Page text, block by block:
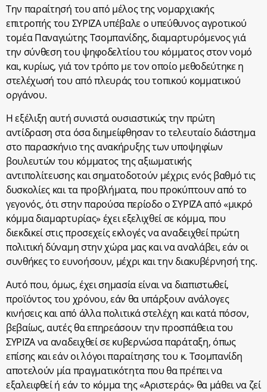
Την παραίτησή του από μέλος της νομαρχιακής
επιτροπής του ΣΥΡΙΖΑ υπέβαλε ο υπεύθυνος αγροτικού
τομέα Παναγιώτης Τσομπανίδης, διαμαρτυρόμενος γιά
την σύνθεση του ψηφοδελτίου του κόμματος στον νομό
και, κυρίως, γιά τον τρόπο με τον οποίο μεθοδεύτηκε η
στελέχωσή του από πλευράς του τοπικού κομματικού
οργάνου.
Η εξέλιξη αυτή συνιστά ουσιαστικώς την πρώτη
αντίδραση στα όσα διημείφθησαν το τελευταίο διάστημα
στο παρασκήνιο της ανακήρυξης των υποψηφίων
βουλευτών του κόμματος της αξιωματικής
αντιπολίτευσης και σηματοδοτούν μέχρις ενός βαθμό τις
δυσκολίες και τα προβλήματα, που προκύπτουν από το
γεγονός, ότι στην παρούσα περίοδο ο ΣΥΡΙΖΑ από «μικρό
κόμμα διαμαρτυρίας» έχει εξελιχθεί σε κόμμα, που
διεκδικεί στις προσεχείς εκλογές να αναδειχθεί πρώτη
πολιτική δύναμη στην χώρα μας και να αναλάβει, εάν οι
συνθήκες το ευνοήσουν, μέχρι και την διακυβέρνησή της.
Αυτό που, όμως, έχει σημασία είναι να διαπιστωθεί,
προϊόντος του χρόνου, εάν θα υπάρξουν ανάλογες
κινήσεις και από άλλα πολιτικά στελέχη και κατά πόσον,
βεβαίως, αυτές θα επηρεάσουν την προσπάθεια του
ΣΥΡΙΖΑ να αναδειχθεί σε κυβερνώσα παράταξη, όπως
επίσης και εάν οι λόγοι παραίτησης του κ. Τσομπανίδη
αποτελούν μία πραγματικότητα που θα πρέπει να
εξαλειφθεί ή εάν το κόμμα της «Αριστεράς» θα μάθει να ζεί